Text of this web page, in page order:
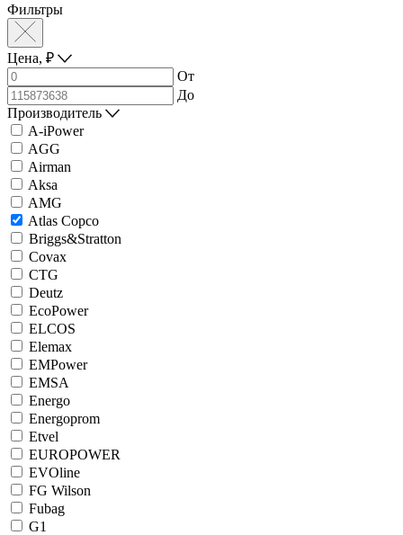
Фильтры
Цена, ₽
От
До
Производитель
A-iPower
AGG
Airman
Aksa
AMG
Atlas Copco
Briggs&Stratton
Covax
CTG
Deutz
EcoPower
ELCOS
Elemax
EMPower
EMSA
Energo
Energoprom
Etvel
EUROPOWER
EVOline
FG Wilson
Fubag
G1